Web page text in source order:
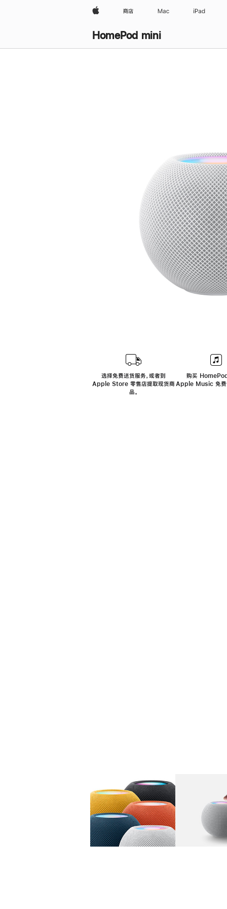
Apple 商店 Mac iPad
HomePod mini
选择免费送货服务，或者到
Apple Store 零售店提取现货商
品。
购买
Apple Music 免费
图库 图像 1